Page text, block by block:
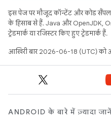
इस पेज पर मौजूद कॉन्टेंट और कोड
के हिसाब से हैं. Java और OpenJDK,
ट्रेडमार्क या रजिस्टर किए हुए ट्रेडमार्क हैं.
आखिरी बार 2026-06-18 (UTC) को
ANDROID के बारे में ज़्यादा